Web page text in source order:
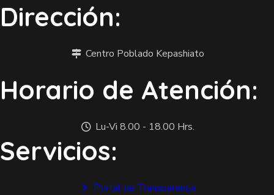
Dirección:
Centro Poblado Kepashiato
Horario de Atención:
Lu-Vi 8.00 - 18.00 Hrs.
Servicios:
Portal de Transparencia